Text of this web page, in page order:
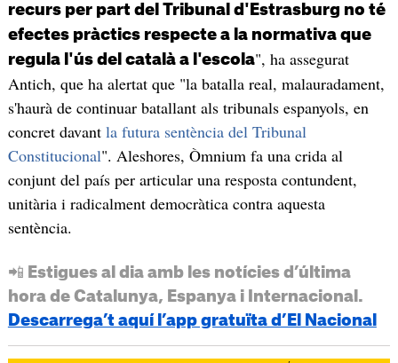
recurs per part del Tribunal d'Estrasburg no té
efectes pràctics respecte a la normativa que
regula l'ús del català a l'escola", ha assegurat
Antich, que ha alertat que "la batalla real, malauradament,
s'haurà de continuar batallant als tribunals espanyols, en
concret davant la futura sentència del Tribunal
Constitucional". Aleshores, Òmnium fa una crida al
conjunt del país per articular una resposta contundent,
unitària i radicalment democràtica contra aquesta
sentència.
📲 Estigues al dia amb les notícies d’última
hora de Catalunya, Espanya i Internacional.
Descarrega’t aquí l’app gratuïta d’El Nacional